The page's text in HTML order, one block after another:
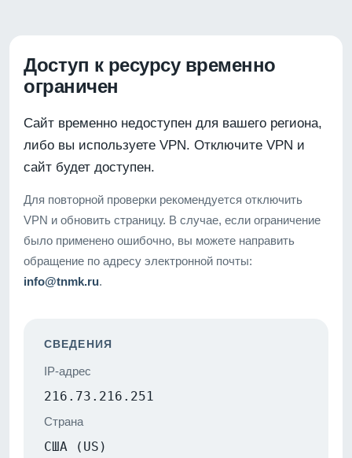
Доступ к ресурсу временно
ограничен
Сайт временно недоступен для вашего региона,
либо вы используете VPN. Отключите VPN и
сайт будет доступен.
Для повторной проверки рекомендуется отключить
VPN и обновить страницу. В случае, если ограничение
было применено ошибочно, вы можете направить
обращение по адресу электронной почты:
info@tnmk.ru.
СВЕДЕНИЯ
IP-адрес
216.73.216.251
Страна
США (US)